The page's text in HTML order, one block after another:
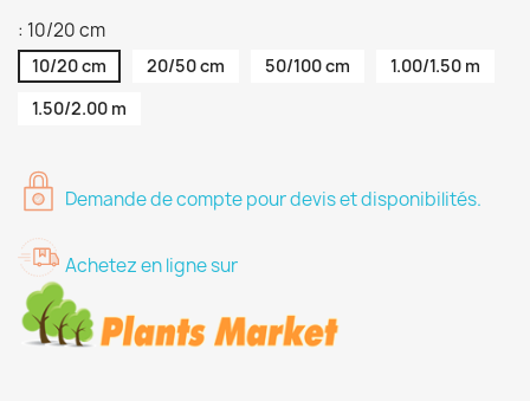
: 10/20 cm
10/20 cm 20/50 cm 50/100 cm
1.00/1.50 m
1.50/2.00 m
Demande de compte pour devis et disponibilités.
Achetez en ligne sur